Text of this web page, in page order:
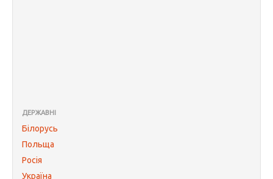
ДЕРЖАВНІ
Білорусь
Польща
Росія
Україна